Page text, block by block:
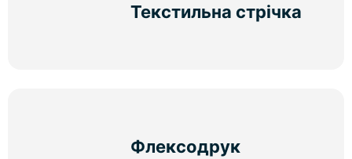
Текстильна стрічка
Флексодрук